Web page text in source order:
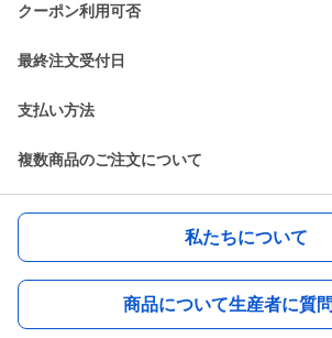
クーポン利用可否
最終注文受付日
支払い方法
複数商品のご注文について
私たちについて
商品について生産者に質